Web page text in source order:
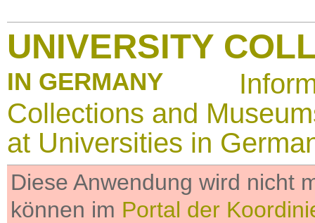
UNIVERSITY
IN GERMANY
Collections and
at Universities in
Diese Anwendung wird nicht
können im Portal der